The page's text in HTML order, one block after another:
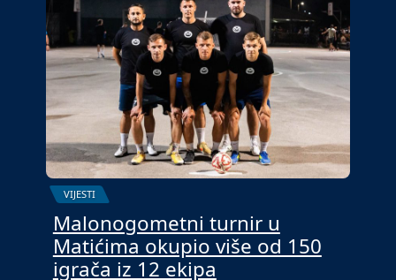
VIJESTI
Malonogometni turnir u
Matićima okupio više od 150
igrača iz 12 ekipa